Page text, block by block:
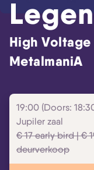
High Voltage
MetalmaniA
19:00 (Doors:
Jupiler zaal
€ 17 early bird | €
deurverkoop